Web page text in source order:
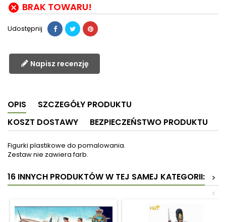
 BRAK TOWARU!
Udostępnij
Napisz recenzję
OPIS
SZCZEGÓŁY PRODUKTU
KOSZT DOSTAWY
BEZPIECZEŃSTWO PRODUKTU
Figurki plastikowe do pomalowania.
Zestaw nie zawiera farb.
16 INNYCH PRODUKTÓW W TEJ SAMEJ KATEGORII:
>
<